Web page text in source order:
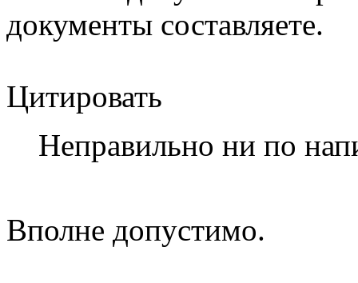
документы составляете.
Цитировать
Неправильно ни по
Вполне допустимо.